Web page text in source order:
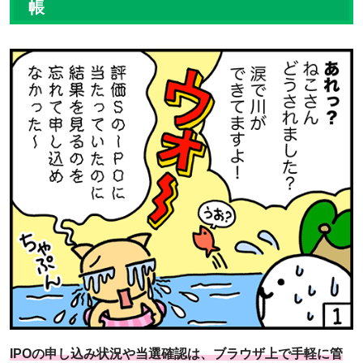
帳
IPOの申し込み状況や当選確認は、ブラウザ上で手軽に管